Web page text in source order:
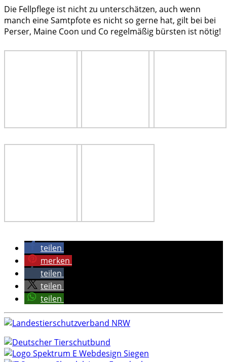
Die Fellpflege ist nicht zu unterschätzen, auch wenn
manch eine Samtpfote es nicht so gerne hat, gilt bei bei
Perser, Maine Coon und Co regelmäßig bürsten ist nötig!
teilen
merken
teilen
teilen
teilen